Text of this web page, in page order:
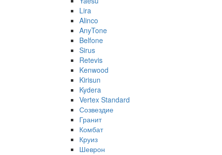
Lira
Alinco
AnyTone
Belfone
Sirus
Retevis
Kenwood
Kirisun
Kydera
Vertex Standard
Созвездие
Гранит
Комбат
Круиз
Шеврон